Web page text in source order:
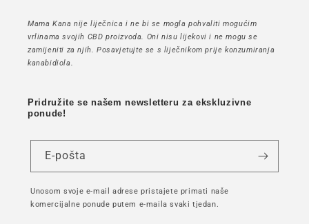
Mama Kana nije liječnica i ne bi se mogla pohvaliti mogućim
vrlinama svojih CBD proizvoda. Oni nisu lijekovi i ne mogu se
zamijeniti za njih. Posavjetujte se s liječnikom prije konzumiranja
kanabidiola.
Pridružite se našem newsletteru za ekskluzivne
ponude!
E-pošta
Unosom svoje e-mail adrese pristajete primati naše
komercijalne ponude putem e-maila svaki tjedan.